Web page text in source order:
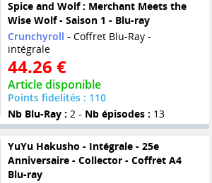
Spice and Wolf : Merchant Meets the
Wise Wolf - Saison 1 - Blu-ray
Crunchyroll - Coffret Blu-Ray -
intégrale
44.26 €
Article disponible
Points fidelités : 110
Nb Blu-Ray : 2 - Nb épisodes : 13
YuYu Hakusho - Intégrale - 25e
Anniversaire - Collector - Coffret A4
Blu-ray